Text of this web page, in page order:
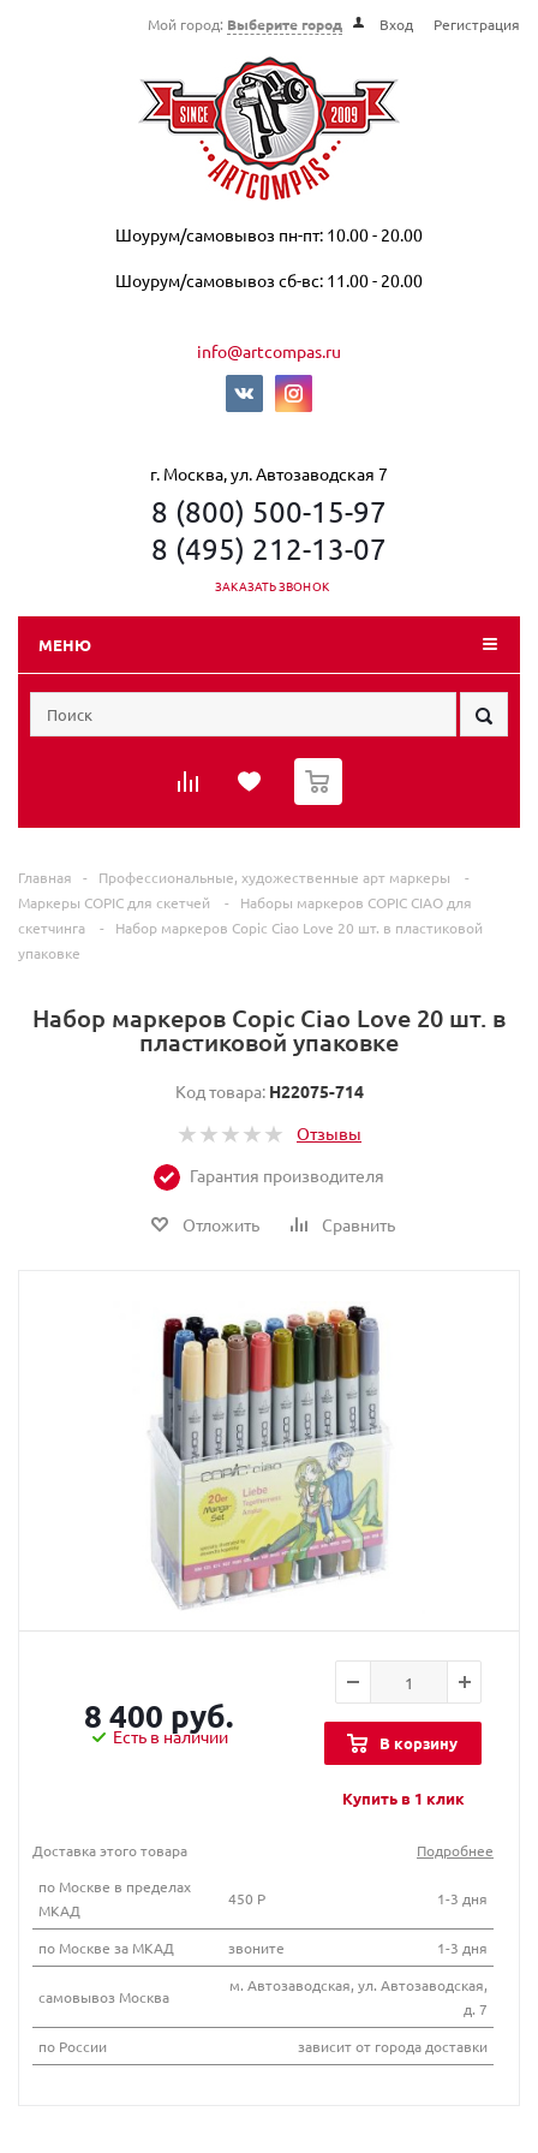
Мой город: Выберите город Вход Регистрация
Шоурум/самовывоз пн-пт: 10.00 - 20.00
Шоурум/самовывоз сб-вс: 11.00 - 20.00
info@artcompas.ru
г. Москва, ул. Автозаводская 7
8 (800) 500-15-97
8 (495) 212-13-07
ЗАКАЗАТЬ ЗВОНОК
МЕНЮ
0
Главная - Профессиональные, художественные арт маркеры
-
Маркеры COPIC для скетчей
-
Наборы маркеров COPIC CIAO для
скетчинга
-
Набор маркеров Copic Ciao Love 20 шт. в пластиковой
упаковке
Набор маркеров Copic Ciao Love 20 шт. в
пластиковой упаковке
Код товара: H22075-714
Отзывы
Гарантия производителя
Отложить Сравнить
8 400 руб.
Есть в наличии В корзину
Купить в 1 клик
Доставка этого товара
Подробнее
по Москве в пределах
МКАД
450 Р 1-3 дня
по Москве за МКАД звоните 1-3 дня
самовывоз Москва
м. Автозаводская, ул. Автозаводская,
д. 7
по России
зависит от города доставки